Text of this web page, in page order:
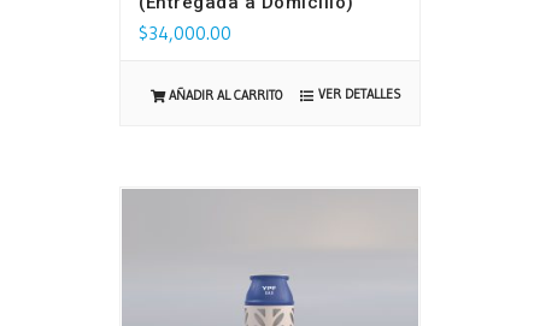
$34,000.00
AÑADIR AL CARRITO VER DETALLES